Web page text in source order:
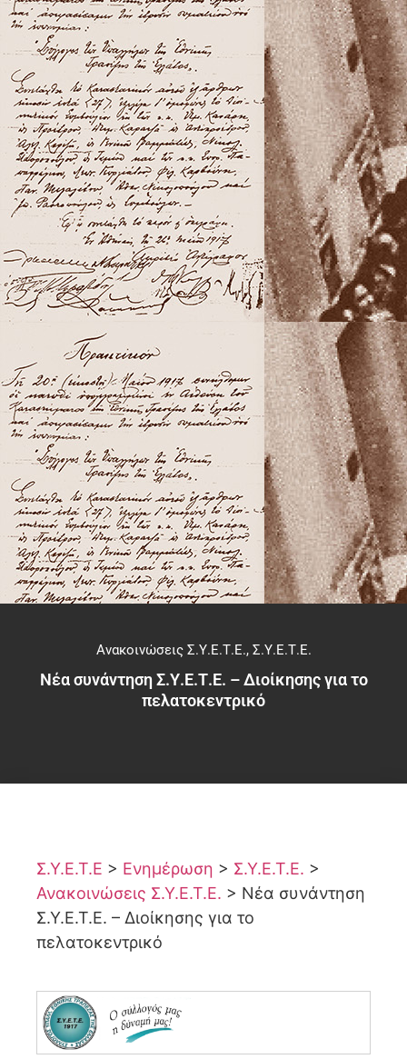
Ανακοινώσεις Σ.Υ.Ε.Τ.Ε., Σ.Υ.Ε.Τ.Ε.
Νέα συνάντηση Σ.Υ.Ε.Τ.Ε. – Διοίκησης για το
πελατοκεντρικό
Σ.Υ.Ε.Τ.Ε > Ενημέρωση > Σ.Υ.Ε.Τ.Ε. >
Ανακοινώσεις Σ.Υ.Ε.Τ.Ε. > Νέα συνάντηση
Σ.Υ.Ε.Τ.Ε. – Διοίκησης για το
πελατοκεντρικό